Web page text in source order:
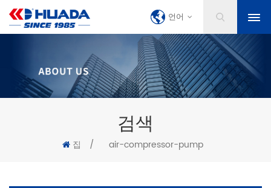
언어
검색
집 / air-compressor-pump